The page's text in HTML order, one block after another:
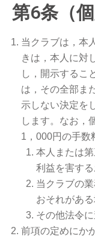
第6条（
当クラブは，本
きは，本人に対
し，開示するこ
は，その全部ま
示しない決定を
します。なお，
1，000円の手数
本人または
利益を害す
当クラブの
おそれがあ
その他法令
前項の定めにか